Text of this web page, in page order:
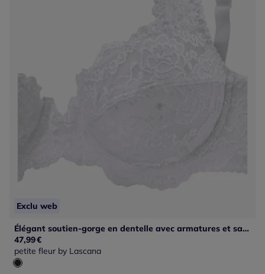
Exclu web
Élégant soutien-gorge en dentelle avec armatures et sans garnissage
47,99€
petite fleur by Lascana